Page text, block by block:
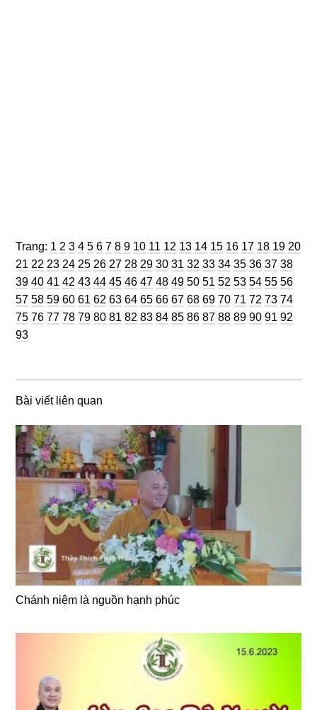
Trang: Trang
1 Trang
2 Trang
3 Trang
4 Trang
5 Trang
6 Trang
7 Trang
8 Trang
9 Trang
10 Trang
11 Trang
12 Trang
13 Trang
14 Trang
15 Trang
16 Trang
17 Trang
18 Trang
19 Trang
20
Trang
21 Trang
22 Trang
23 Trang
24 Trang
25 Trang
26 Trang
27 Trang
28 Trang
29 Trang
30 Trang
31 Trang
32 Trang
33 Trang
34 Trang
35 Trang
36 Trang
37 Trang
38
39 Trang
40 Trang
41 Trang
42 Trang
43 Trang
44 Trang
45 Trang
46 Trang
47 Trang
48 Trang
49 Trang
50 Trang
51 Trang
52 Trang
53 Trang
54 Trang
55 Trang
56
57 Trang
58 Trang
59 Trang
60 Trang
61 Trang
62 Trang
63 Trang
64 Trang
65 Trang
66 Trang
67 Trang
68 Trang
69 Trang
70 Trang
71 Trang
72 Trang
73 Trang
74
75 Trang
76 Trang
77 Trang
78 Trang
79 Trang
80 Trang
81 Trang
82 Trang
83 Trang
84 Trang
85 Trang
86 Trang
87 Trang
88 Trang
89 Trang
90 Trang
91 Trang
92
93
Bài viết liên quan
Chánh niệm là nguồn hạnh phúc